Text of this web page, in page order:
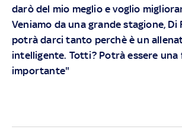
darò del mio meglio e voglio
Veniamo da una grande stagione, Di
potrà darci tanto perchè è un
intelligente. Totti? Potrà essere una
importante"